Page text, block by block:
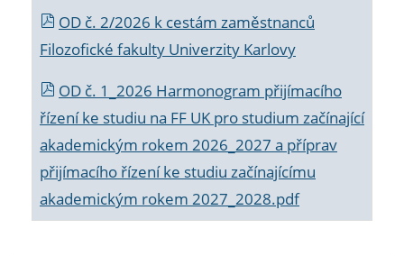
OD č. 2/2026 k cestám zaměstnanců
Filozofické fakulty Univerzity Karlovy
OD č. 1_2026 Harmonogram přijímacího
řízení ke studiu na FF UK pro studium začínající
akademickým rokem 2026_2027 a příprav
přijímacího řízení ke studiu začínajícímu
akademickým rokem 2027_2028.pdf